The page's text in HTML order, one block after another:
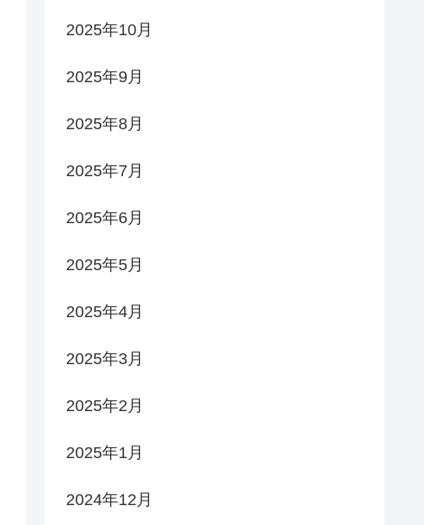
2025年10月
2025年9月
2025年8月
2025年7月
2025年6月
2025年5月
2025年4月
2025年3月
2025年2月
2025年1月
2024年12月